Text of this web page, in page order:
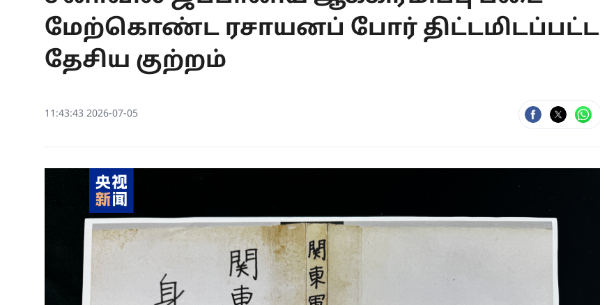
மேற்கொண்ட ரசாயனப் போர் திட்டமிடப்பட்ட
தேசிய குற்றம்
11:43:43 2026-07-05